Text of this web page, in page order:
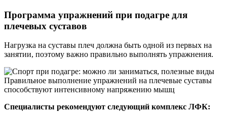
Программа упражнений при подагре для
плечевых суставов
Нагрузка на суставы плеч должна быть одной из первых на
занятии, поэтому важно правильно выполнять упражнения.
Правильное выполнение упражнений на плечевые суставы
способствуют интенсивному напряжению мышц
Специалисты рекомендуют следующий комплекс ЛФК: